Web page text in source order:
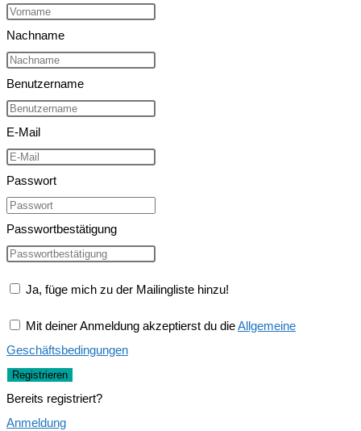
Nachname
Benutzername
E-Mail
Passwort
Passwortbestätigung
Ja, füge mich zu der Mailingliste hinzu!
Mit deiner Anmeldung akzeptierst du dieAllgemeine
Geschäftsbedingungen
Registrieren
Bereits registriert?
Anmeldung